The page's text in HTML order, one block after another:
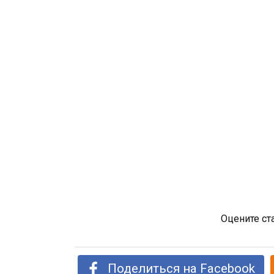
Оцените
Поделиться на Facebook